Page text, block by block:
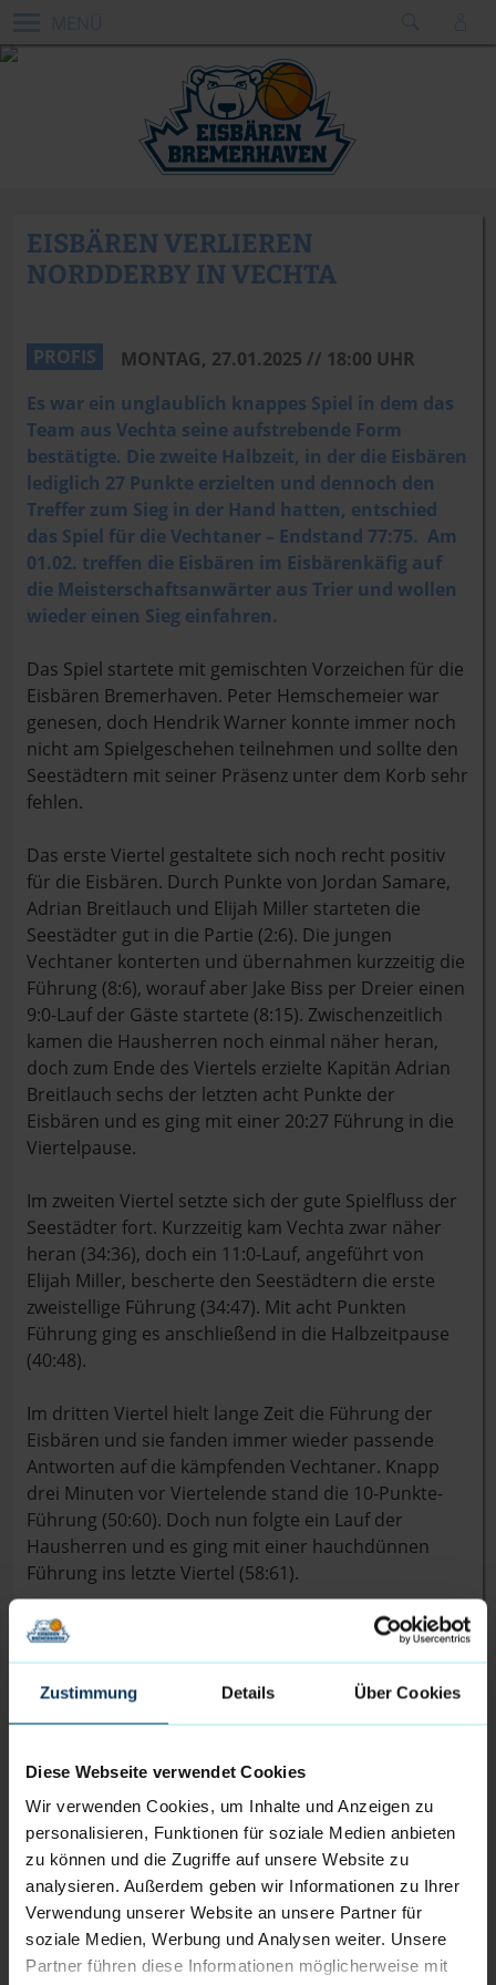
Zustimmung Details Über Cookies
Diese Webseite verwendet Cookies
Wir verwenden Cookies, um Inhalte und Anzeigen zu
personalisieren, Funktionen für soziale Medien anbieten
zu können und die Zugriffe auf unsere Website zu
analysieren. Außerdem geben wir Informationen zu Ihrer
Verwendung unserer Website an unsere Partner für
soziale Medien, Werbung und Analysen weiter. Unsere
Partner führen diese Informationen möglicherweise mit
EISBÄREN VERLIEREN
NORDDERBY IN VECHTA
PROFIS
MONTAG, 27.01.2025 // 18:00 UHR
Es war ein unglaublich knappes Spiel in dem das
Team aus Vechta seine aufstrebende Form
bestätigte. Die zweite Halbzeit, in der die Eisbären
lediglich 27 Punkte erzielten und dennoch den
Treffer zum Sieg in der Hand hatten, entschied
das Spiel für die Vechtaner – Endstand 77:75. Am
01.02. treffen die Eisbären im Eisbärenkäfig auf
die Meisterschaftsanwärter aus Trier und wollen
wieder einen Sieg einfahren.
Das Spiel startete mit gemischten Vorzeichen für die
Eisbären Bremerhaven. Peter Hemschemeier war
genesen, doch Hendrik Warner konnte immer noch
nicht am Spielgeschehen teilnehmen und sollte den
Seestädtern mit seiner Präsenz unter dem Korb sehr
fehlen.
Das erste Viertel gestaltete sich noch recht positiv
für die Eisbären. Durch Punkte von Jordan Samare,
Adrian Breitlauch und Elijah Miller starteten die
Seestädter gut in die Partie (2:6). Die jungen
Vechtaner konterten und übernahmen kurzzeitig die
Führung (8:6), worauf aber Jake Biss per Dreier einen
9:0-Lauf der Gäste startete (8:15). Zwischenzeitlich
kamen die Hausherren noch einmal näher heran,
doch zum Ende des Viertels erzielte Kapitän Adrian
Breitlauch sechs der letzten acht Punkte der
Eisbären und es ging mit einer 20:27 Führung in die
Viertelpause.
Im zweiten Viertel setzte sich der gute Spielfluss der
Seestädter fort. Kurzzeitig kam Vechta zwar näher
heran (34:36), doch ein 11:0-Lauf, angeführt von
Elijah Miller, bescherte den Seestädtern die erste
zweistellige Führung (34:47). Mit acht Punkten
Führung ging es anschließend in die Halbzeitpause
(40:48).
Im dritten Viertel hielt lange Zeit die Führung der
Eisbären und sie fanden immer wieder passende
Antworten auf die kämpfenden Vechtaner. Knapp
drei Minuten vor Viertelende stand die 10-Punkte-
Führung (50:60). Doch nun folgte ein Lauf der
Hausherren und es ging mit einer hauchdünnen
Führung ins letzte Viertel (58:61).
In diesem entwickelte sich ein echter Basketball-
Krimi. Keine Mannschaft konnte sich entscheidend
absetzen, doch Vechta übernahm zwischenzeitlich
die Führung und spielte den Heimvorteil aus. Die
Eisbären hatten am Ende noch die Chance auf den
doch an diesem Tag war das Quäntchen Glück nicht
auf der Seite der Seestädter. Das Spiel endete mit
77:75 aus Sicht der Vechtaner.
Meisterschaftsanwärter aus Trier zu Gast im
Eisbärenkäfig
Am 21. Spieltag der BARMER 2. Basketball Bundesliga